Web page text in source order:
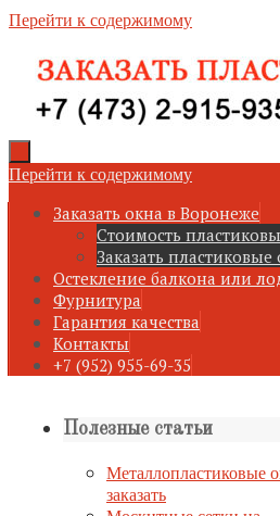
Перейти к содержимому
Перейти к содержимому
Заказать окна в Воронеже
Стоимость
Заказать пластиковые
Остекление балкона или
Фурнитура
Гарантия качества
Контакты
+7 (952) 955-69-35
Полезные статьи
Металлопластиковые
заказать